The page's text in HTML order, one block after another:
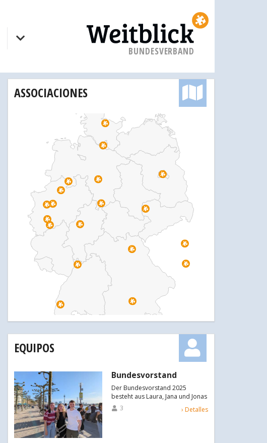
BUNDESVERBAND
ASSOCIACIONES
EQUIPOS
Bundesvorstand
Der Bundesvorstand 2025
besteht aus Laura, Jana und Jonas
› Detalles
3